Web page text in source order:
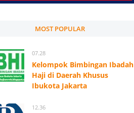
MOST POPULAR
07.28
Kelompok Bimbingan Ibadah
Haji di Daerah Khusus
Ibukota Jakarta
12.36